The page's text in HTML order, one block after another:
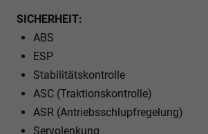
SICHERHEIT:
ABS
ESP
Stabilitätskontrolle
ASC (Traktionskontrolle)
ASR (Antriebsschlupfregelung)
Servolenkung